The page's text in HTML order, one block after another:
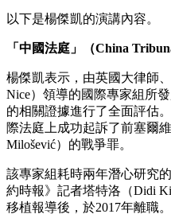
以下是楊傑凱的演講內容。
「中國法庭」（China
楊傑凱表示，由英國大律師
Nice）領導的國際專家組所
的相關證據進行了全面評估
際法庭上成功起訴了前塞爾
Milošević）的戰爭罪。
該專家組耗時兩年潛心研究
約時報》記者塔特洛（Didi
移植報導後，於2017年離職。